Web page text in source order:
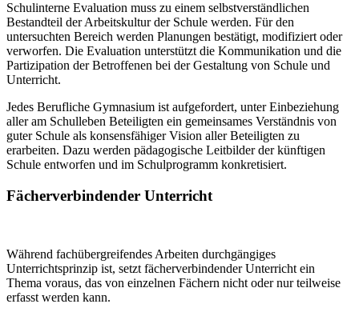
Schulinterne Evaluation muss zu einem selbstverständlichen
Bestandteil der Arbeitskultur der Schule werden. Für den
untersuchten Bereich werden Planungen bestätigt, modifiziert oder
verworfen. Die Evaluation unterstützt die Kommunikation und die
Partizipation der Betroffenen bei der Gestaltung von Schule und
Unterricht.
Jedes Berufliche Gymnasium ist aufgefordert, unter Einbeziehung
aller am Schulleben Beteiligten ein gemeinsames Verständnis von
guter Schule als konsensfähiger Vision aller Beteiligten zu
erarbeiten. Dazu werden pädagogische Leitbilder der künftigen
Schule entworfen und im Schulprogramm konkretisiert.
Fächerverbindender Unterricht
Während fachübergreifendes Arbeiten durchgängiges
Unterrichtsprinzip ist, setzt fächerverbindender Unterricht ein
Thema voraus, das von einzelnen Fächern nicht oder nur teilweise
erfasst werden kann.